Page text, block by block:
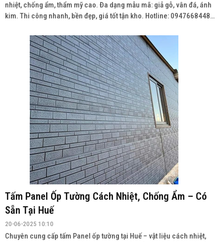
nhiệt, chống ẩm, thẩm mỹ cao. Đa dạng mẫu mã: giả gỗ, vân đá, ánh
kim. Thi công nhanh, bền đẹp, giá tốt tận kho. Hotline: 0947668448
Tấm Panel Ốp Tường Cách Nhiệt, Chống Ẩm – Có
Sẵn Tại Huế
20-06-2025 10:10
Chuyên cung cấp tấm Panel ốp tường tại Huế – vật liệu cách nhiệt,